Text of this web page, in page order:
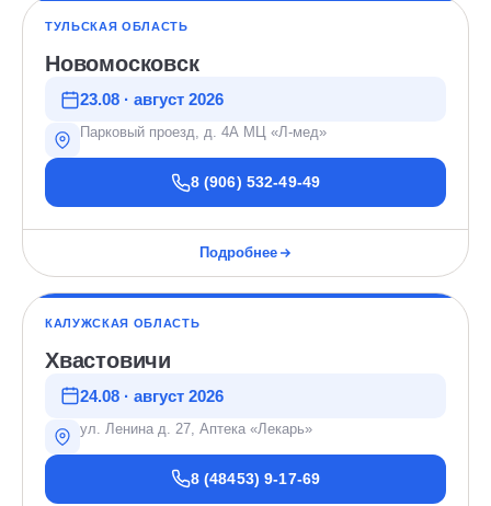
ТУЛЬСКАЯ ОБЛАСТЬ
Новомосковск
23.08 · август 2026
Парковый проезд, д. 4А МЦ «Л-мед»
8 (906) 532-49-49
Подробнее
КАЛУЖСКАЯ ОБЛАСТЬ
Хвастовичи
24.08 · август 2026
ул. Ленина д. 27, Аптека «Лекарь»
8 (48453) 9-17-69